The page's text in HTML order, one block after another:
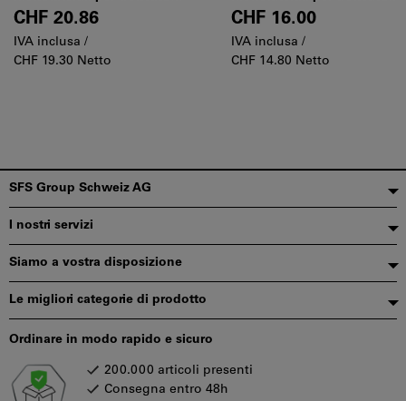
scanalatura ed incavatura,
per materiali soffici
CHF 20.86
IVA inclusa /
CHF 19.30 Netto
scanalatura e incavatura di
barre, materiali duri e
applicazioni gravose
CHF 16.00
IVA inclusa /
CHF 14.80 Netto
Piè
di
pagina
SFS Group Schweiz AG
I nostri servizi
Siamo a vostra disposizione
Le migliori categorie di prodotto
Ordinare in modo rapido e sicuro
200.000 articoli presenti
Consegna entro 48h